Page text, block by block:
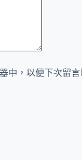
中，以便下次留言